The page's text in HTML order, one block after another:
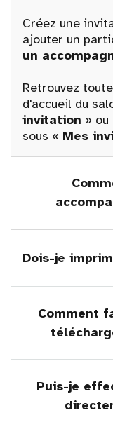
Créez une
ajouter un
un
Retrouvez
d'accueil du
invitation »
sous « Mes
Dois-je
Comment
Puis-je